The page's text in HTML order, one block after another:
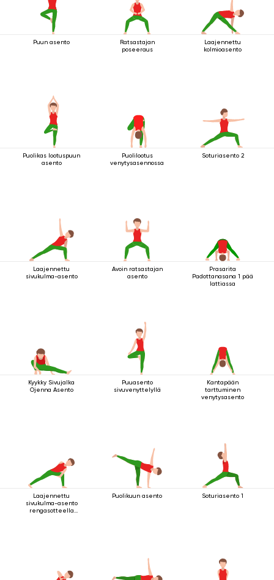
Puun asento
Ratsastajan
poseeraus
Laajennettu
kolmioasento
Puolikas lootuspuun
asento
Puolilootus
venytysasennossa
Soturiasento 2
Laajennettu
sivukulma-asento
Avoin ratsastajan
asento
Prasarita
Padottanasana 1 pää
lattiassa
Kyykky Sivujalka
Ojenna Asento
Puuasento
sivuvenyttelyllä
Kantapään
tarttuminen
venytysasento
Laajennettu
sivukulma-asento
rengasotteella
Puolikuun asento Soturiasento 1